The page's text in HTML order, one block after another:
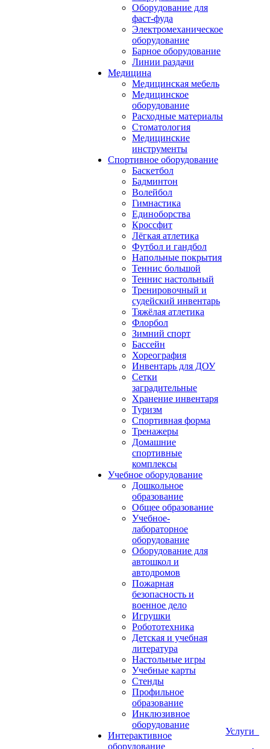
Оборудование для
фаст-фуда
Электромеханическое
оборудование
Барное оборудование
Линии раздачи
Медицина
Медицинская мебель
Медицинское
оборудование
Расходные материалы
Стоматология
Медицинские
инструменты
Спортивное оборудование
Баскетбол
Бадминтон
Волейбол
Гимнастика
Единоборства
Кроссфит
Лёгкая атлетика
Футбол и гандбол
Напольные покрытия
Теннис большой
Теннис настольный
Тренировочный и
судейский инвентарь
Тяжёлая атлетика
Флорбол
Зимний спорт
Бассейн
Хореография
Инвентарь для ДОУ
Сетки
заградительные
Хранение инвентаря
Туризм
Спортивная форма
Тренажеры
Домашние
спортивные
комплексы
Учебное оборудование
Дошкольное
образование
Общее образование
Учебное-
лабораторное
оборудование
Оборудование для
автошкол и
автодромов
Пожарная
безопасность и
военное дело
Игрушки
Робототехника
Детская и учебная
литература
Настольные игры
Учебные карты
Стенды
Профильное
образование
Инклюзивное
оборудование
Интерактивное
оборудование
Услуги